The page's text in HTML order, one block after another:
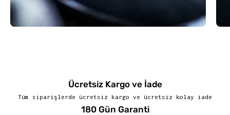
Ücretsiz Kargo ve İade
Tüm siparişlerde ücretsiz kargo ve ücretsiz kolay iade
180 Gün Garanti